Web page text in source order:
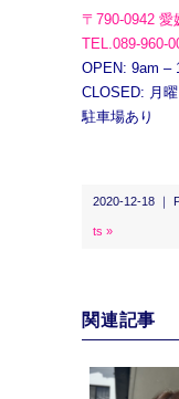
〒790-0942 愛
TEL.089-960-
OPEN: 9am –
CLOSED: 月
駐車場あり
2020-12-18 ｜
ts »
関連記事